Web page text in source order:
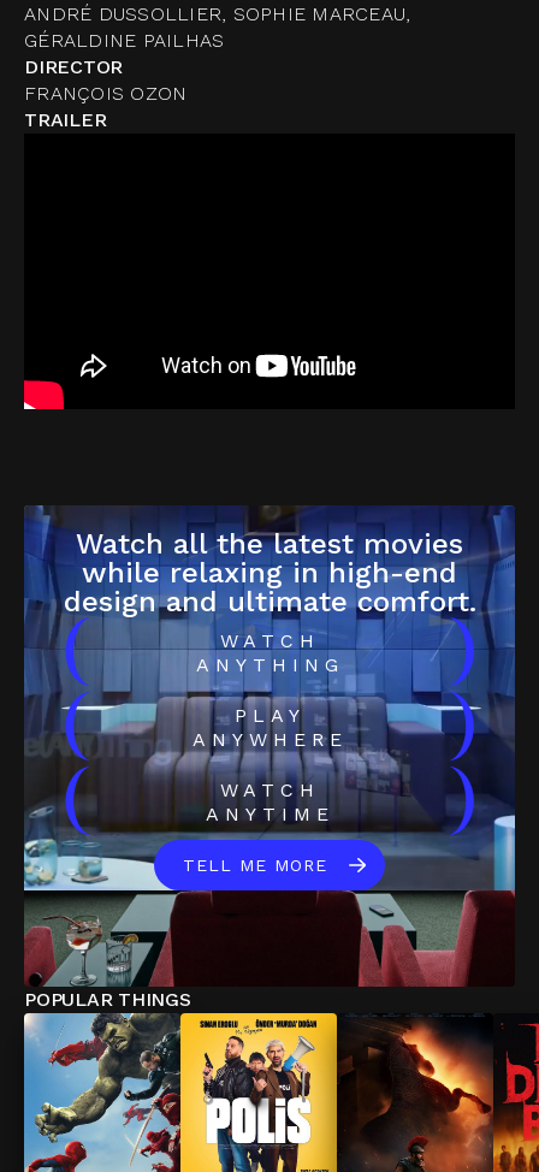
ANDRÉ DUSSOLLIER, SOPHIE MARCEAU,
GÉRALDINE PAILHAS
DIRECTOR
FRANÇOIS OZON
TRAILER
Watch all the latest movies
while relaxing in high-end
design and ultimate comfort.
(
WATCH
ANYTHING
)
(
PLAY
ANYWHERE
)
(
WATCH
ANYTIME
)
TELL ME MORE
POPULAR THINGS